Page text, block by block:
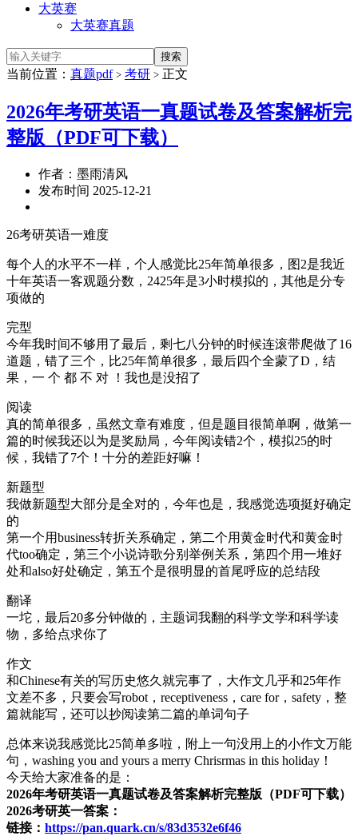
大英赛
大英赛真题
当前位置： 真题pdf > 考研 > 正文
2026年考研英语一真题试卷及答案解析完
整版（PDF可下载）
作者：墨雨清风
发布时间 2025-12-21
26考研英语一难度
每个人的水平不一样，个人感觉比25年简单很多，图2是我近
十年英语一客观题分数，2425年是3小时模拟的，其他是分专
项做的
完型
今年我时间不够用了最后，剩七八分钟的时候连滚带爬做了16
道题，错了三个，比25年简单很多，最后四个全蒙了D，结
果，一 个 都 不 对 ！我也是没招了
阅读
真的简单很多，虽然文章有难度，但是题目很简单啊，做第一
篇的时候我还以为是奖励局，今年阅读错2个，模拟25的时
候，我错了7个！十分的差距好嘛！
新题型
我做新题型大部分是全对的，今年也是，我感觉选项挺好确定
的
第一个用business转折关系确定，第二个用黄金时代和黄金时
代too确定，第三个小说诗歌分别举例关系，第四个用一堆好
处和also好处确定，第五个是很明显的首尾呼应的总结段
翻译
一坨，最后20多分钟做的，主题词我翻的科学文学和科学读
物，多给点求你了
作文
和Chinese有关的写历史悠久就完事了，大作文几乎和25年作
文差不多，只要会写robot，receptiveness，care for，safety，整
篇就能写，还可以抄阅读第二篇的单词句子
总体来说我感觉比25简单多啦，附上一句没用上的小作文万能
句，washing you and yours a merry Chrisrmas in this holiday！
今天给大家准备的是：
2026年考研英语一真题试卷及答案解析完整版（PDF可下载）
2026考研英一答案：
链接： https://pan.quark.cn/s/83d3532e6f46